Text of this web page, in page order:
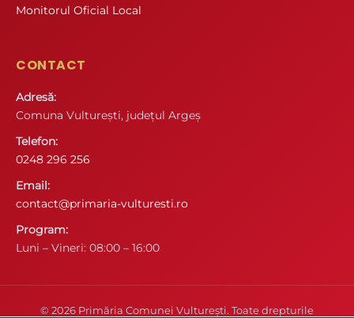
Monitorul Oficial Local
CONTACT
Adresă:
Comuna Vulturești, județul Argeș
Telefon:
0248 296 256
Email:
contact@primaria-vulturesti.ro
Program:
Luni – Vineri: 08:00 – 16:00
© 2026 Primăria Comunei Vulturești. Toate drepturile